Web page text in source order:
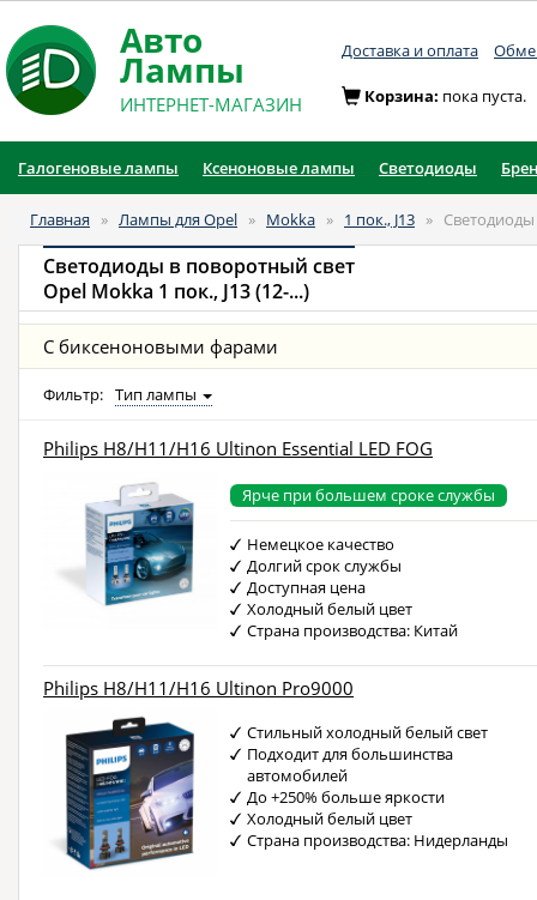
Авто
Лампы
ИНТЕРНЕТ-МАГАЗИН
Доставка и оплата
Корзина: пока пуста.
Галогеновые лампы Ксеноновые лампы Светодиоды
Главная » Лампы для Opel » Mokka » 1 пок., J13 »
Светодиоды в поворотный свет
Opel Mokka 1 пок., J13 (12-...)
С биксеноновыми фарами
Фильтр: Тип лампы
Philips H8/H11/H16 Ultinon Essential LED FOG
Ярче при большем сроке службы
Немецкое качество
Долгий срок службы
Доступная цена
Холодный белый цвет
Страна производства: Китай
Philips H8/H11/H16 Ultinon Pro9000
Стильный холодный белый свет
Подходит для большинства
автомобилей
До +250% больше яркости
Холодный белый цвет
Страна производства: Нидерланды